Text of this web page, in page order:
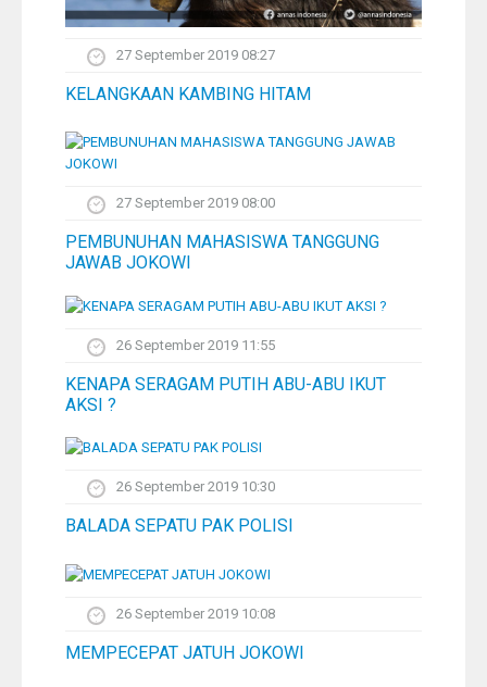
27 September 2019 08:27
KELANGKAAN KAMBING HITAM
27 September 2019 08:00
PEMBUNUHAN MAHASISWA TANGGUNG
JAWAB JOKOWI
26 September 2019 11:55
KENAPA SERAGAM PUTIH ABU-ABU IKUT
AKSI ?
26 September 2019 10:30
BALADA SEPATU PAK POLISI
26 September 2019 10:08
MEMPECEPAT JATUH JOKOWI